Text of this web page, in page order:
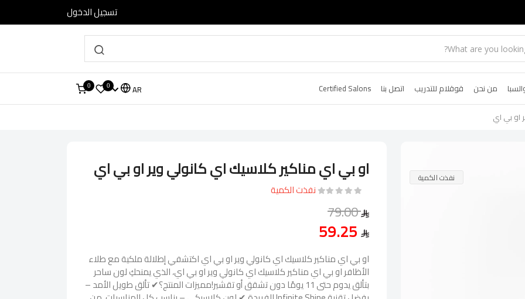
تسجيل الدخول
من نحن قوقلام للتدريب اتصل بنا Certified Salons
AR
0
0
او بي اي
نفذت الكمية او بي اي مناكير كلاسيك اي كانولي وير او بي اي
نفذت الكمية
79.00
او بي اي مناكير كلاسيك اي كانولي وير او بي اي اكتشفي إطلالة ملكية مع طلاء
الأظافر او بي اي مناكير كلاسيك اي كانولي وير او بي اي، الذي يمنحكِ لون ساحر
بتألق يدوم حتى 11 يومًا دون تشقق أو تقشير!مميزات المنتج؟✔ تألق طويل الأمد –